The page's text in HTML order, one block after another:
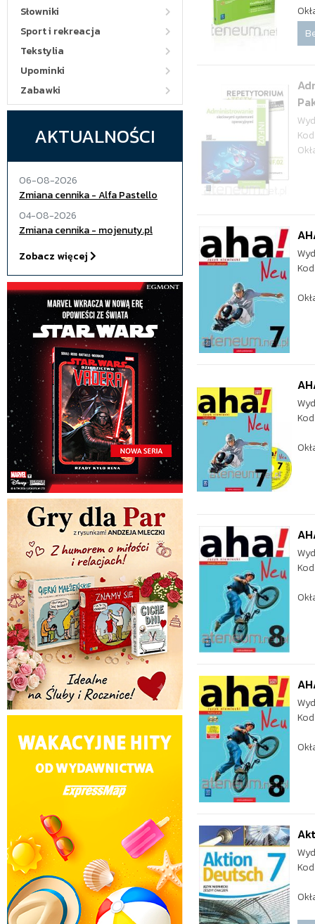
Słowniki
Sport i rekreacja
Tekstylia
Upominki
Zabawki
AKTUALNOŚCI
06-08-2026
Zmiana cennika - Alfa Pastello
04-08-2026
Zmiana cennika - mojenuty.pl
Zobacz więcej